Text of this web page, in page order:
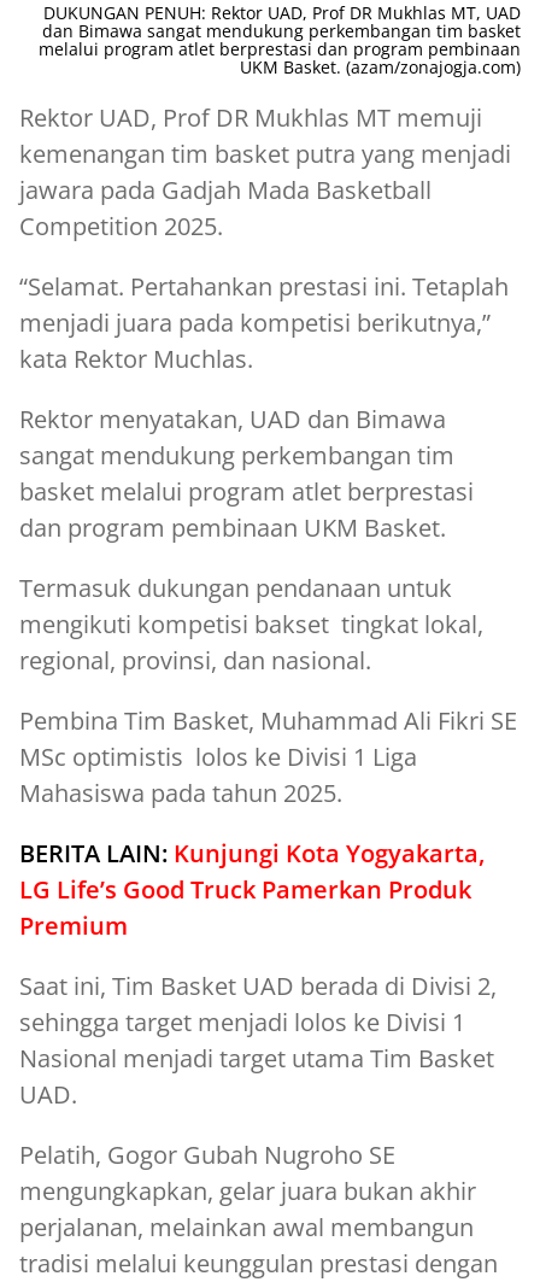
DUKUNGAN PENUH: Rektor UAD, Prof DR Mukhlas MT, UAD
dan Bimawa sangat mendukung perkembangan tim basket
melalui program atlet berprestasi dan program pembinaan
UKM Basket. (azam/zonajogja.com)
Rektor UAD, Prof DR Mukhlas MT memuji
kemenangan tim basket putra yang menjadi
jawara pada Gadjah Mada Basketball
Competition 2025.
“Selamat. Pertahankan prestasi ini. Tetaplah
menjadi juara pada kompetisi berikutnya,”
kata Rektor Muchlas.
Rektor menyatakan, UAD dan Bimawa
sangat mendukung perkembangan tim
basket melalui program atlet berprestasi
dan program pembinaan UKM Basket.
Termasuk dukungan pendanaan untuk
mengikuti kompetisi bakset tingkat lokal,
regional, provinsi, dan nasional.
Pembina Tim Basket, Muhammad Ali Fikri SE
MSc optimistis lolos ke Divisi 1 Liga
Mahasiswa pada tahun 2025.
BERITA LAIN: Kunjungi Kota Yogyakarta,
LG Life’s Good Truck Pamerkan Produk
Premium
Saat ini, Tim Basket UAD berada di Divisi 2,
sehingga target menjadi lolos ke Divisi 1
Nasional menjadi target utama Tim Basket
UAD.
Pelatih, Gogor Gubah Nugroho SE
mengungkapkan, gelar juara bukan akhir
perjalanan, melainkan awal membangun
tradisi melalui keunggulan prestasi dengan